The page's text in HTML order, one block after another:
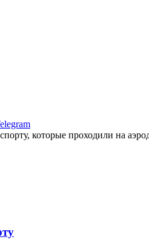
которые проходили на